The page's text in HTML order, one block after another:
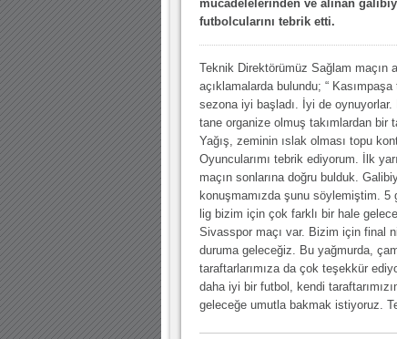
10.04.2023 14:44 |Hoş geldin Göktuğ Bebek!
11.11.2025 14:13 |Hoş geldin Ertuğrul Bebek!
12.10.2025 17:30 | MUTLULUKLAR SİNAN
16.07.2024 14:32 |Hoş geldin Kerem Bebek!
08.01.2024 19:01 |Hoş geldin Aslan bebek!
mücadelelerinden ve alınan
futbolcularını tebrik etti.
Teknik Direktörümüz Sağlam maçın
açıklamalarda bulundu; “ Kasımpaşa
sezona iyi başladı. İyi de oynuyorlar.
tane organize olmuş takımlardan bir
Yağış, zeminin ıslak olması topu
Oyuncularımı tebrik ediyorum. İlk
maçın sonlarına doğru bulduk.
konuşmamızda şunu söylemiştim. 5
lig bizim için çok farklı bir hale
Sivasspor maçı var. Bizim için final
duruma geleceğiz. Bu yağmurda,
taraftarlarımıza da çok teşekkür
daha iyi bir futbol, kendi
geleceğe umutla bakmak istiyoruz.